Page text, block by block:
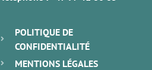
POLITIQUE DE
CONFIDENTIALITÉ
MENTIONS LÉGALES